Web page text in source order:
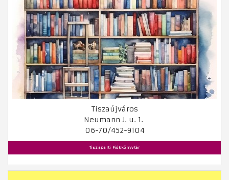
Tiszaújváros
Neumann J. u. 1.
06-70/452-9104
Tiszaparti Fiókkönyvtár